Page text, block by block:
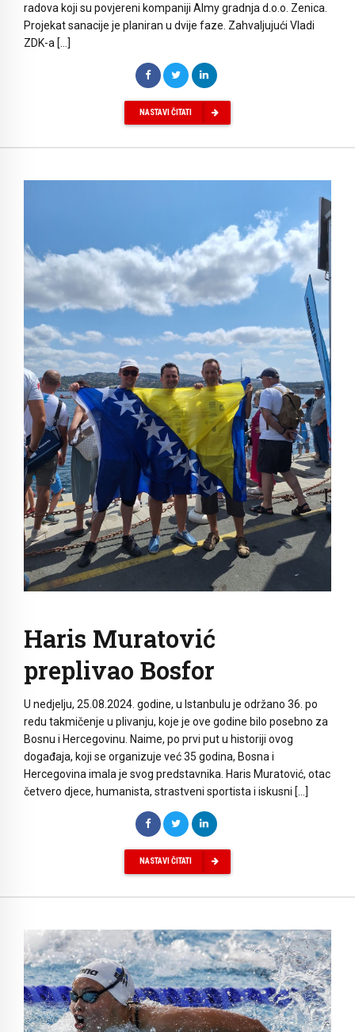
radova koji su povjereni kompaniji Almy gradnja d.o.o. Zenica.
Projekat sanacije je planiran u dvije faze. Zahvaljujući Vladi
ZDK-a […]
NASTAVI ČITATI
Haris Muratović
preplivao Bosfor
U nedjelju, 25.08.2024. godine, u Istanbulu je održano 36. po
redu takmičenje u plivanju, koje je ove godine bilo posebno za
Bosnu i Hercegovinu. Naime, po prvi put u historiji ovog
događaja, koji se organizuje već 35 godina, Bosna i
Hercegovina imala je svog predstavnika. Haris Muratović, otac
četvero djece, humanista, strastveni sportista i iskusni […]
NASTAVI ČITATI